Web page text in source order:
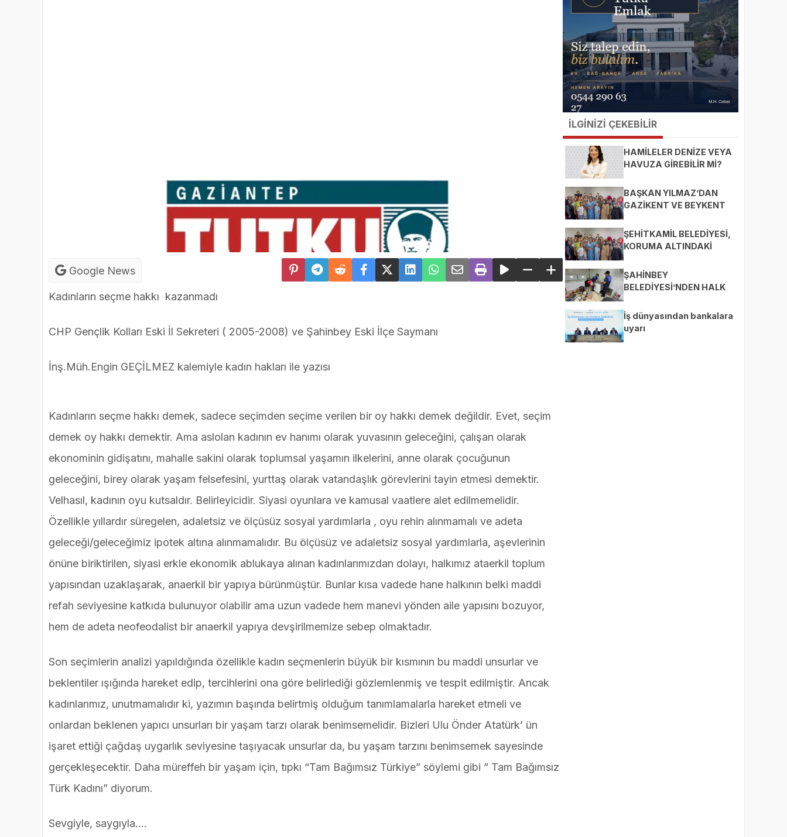
Google News
Kadınların seçme hakkı kazanmadı
CHP Gençlik Kolları Eski İl Sekreteri ( 2005-2008) ve Şahinbey Eski İlçe Saymanı
İnş.Müh.Engin GEÇİLMEZ kalemiyle kadın hakları ile yazısı
Kadınların seçme hakkı demek, sadece seçimden seçime verilen bir oy hakkı demek değildir. Evet, seçim
demek oy hakkı demektir. Ama aslolan kadının ev hanımı olarak yuvasının geleceğini, çalışan olarak
ekonominin gidişatını, mahalle sakini olarak toplumsal yaşamın ilkelerini, anne olarak çocuğunun
geleceğini, birey olarak yaşam felsefesini, yurttaş olarak vatandaşlık görevlerini tayin etmesi demektir.
Velhasıl, kadının oyu kutsaldır. Belirleyicidir. Siyasi oyunlara ve kamusal vaatlere alet edilmemelidir.
Özellikle yıllardır süregelen, adaletsiz ve ölçüsüz sosyal yardımlarla , oyu rehin alınmamalı ve adeta
geleceği/geleceğimiz ipotek altına alınmamalıdır. Bu ölçüsüz ve adaletsiz sosyal yardımlarla, aşevlerinin
önüne biriktirilen, siyasi erkle ekonomik ablukaya alınan kadınlarımızdan dolayı, halkımız ataerkil toplum
yapısından uzaklaşarak, anaerkil bir yapıya bürünmüştür. Bunlar kısa vadede hane halkının belki maddi
refah seviyesine katkıda bulunuyor olabilir ama uzun vadede hem manevi yönden aile yapısını bozuyor,
hem de adeta neofeodalist bir anaerkil yapıya devşirilmemize sebep olmaktadır.
Son seçimlerin analizi yapıldığında özellikle kadın seçmenlerin büyük bir kısmının bu maddi unsurlar ve
beklentiler ışığında hareket edip, tercihlerini ona göre belirlediği gözlemlenmiş ve tespit edilmiştir. Ancak
kadınlarımız, unutmamalıdır ki, yazımın başında belirtmiş olduğum tanımlamalarla hareket etmeli ve
onlardan beklenen yapıcı unsurları bir yaşam tarzı olarak benimsemelidir. Bizleri Ulu Önder Atatürk’ ün
işaret ettiği çağdaş uygarlık seviyesine taşıyacak unsurlar da, bu yaşam tarzını benimsemek sayesinde
gerçekleşecektir. Daha müreffeh bir yaşam için, tıpkı “Tam Bağımsız Türkiye” söylemi gibi ” Tam Bağımsız
Türk Kadını” diyorum.
Sevgiyle, saygıyla….
İLGİNİZİ ÇEKEBİLİR
HAMİLELER DENİZE VEYA
HAVUZA GİREBİLİR Mİ?
BAŞKAN YILMAZ’DAN
GAZİKENT VE BEYKENT
ŞEHİTKAMİL BELEDİYESİ,
KORUMA ALTINDAKİ
BULUŞTURUYOR
ŞAHİNBEY
BELEDİYESİ’NDEN HALK
DENETİM
İş dünyasından bankalara
uyarı